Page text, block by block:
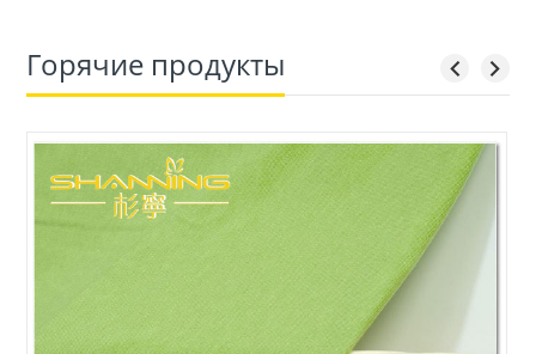
Горячие продукты